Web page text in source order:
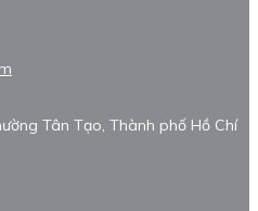
Tân Tạo, Thành phố Hồ Chí